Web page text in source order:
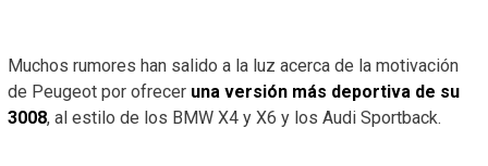
Muchos rumores han salido a la luz acerca de la motivación
de Peugeot por ofrecer una versión más deportiva de su
3008, al estilo de los BMW X4 y X6 y los Audi Sportback.